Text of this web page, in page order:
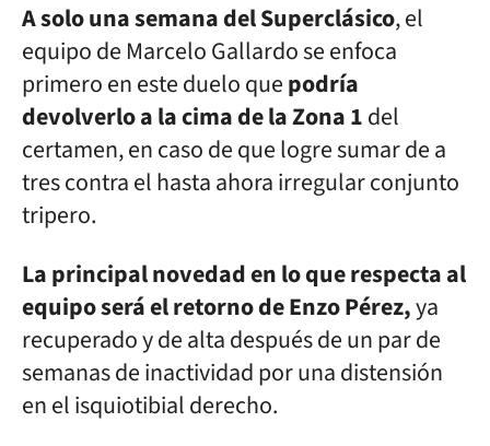
A solo una semana del Superclásico, el
equipo de Marcelo Gallardo se enfoca
primero en este duelo quepodría
devolverlo a la cima de la Zona 1del
certamen, en caso de que logre sumar de a
tres contra el hasta ahora irregular conjunto
tripero.
La principal novedad en lo que respecta al
equipo será el retorno de Enzo Pérez,ya
recuperado y de alta después de un par de
semanas de inactividad por una distensión
en el isquiotibial derecho.